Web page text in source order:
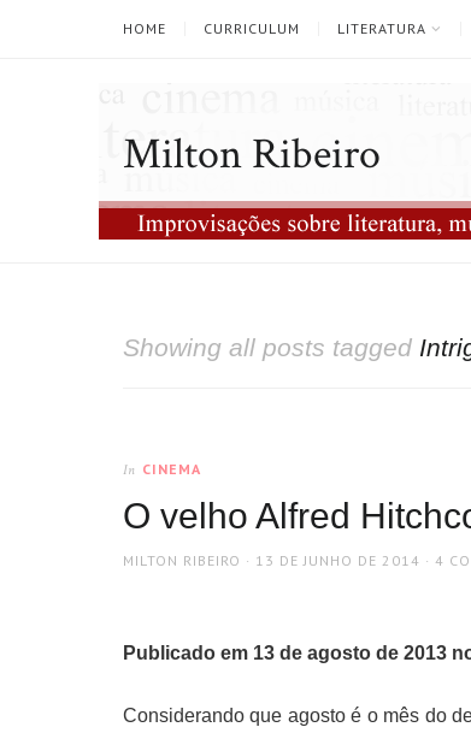
HOME CURRICULUM LITERATURA
Milton Ribeiro
Showing all posts tagged
In CINEMA
O velho Alfred
AUTHOR
MILTON RIBEIRO
POSTED
13 DE JUNHO DE 2014 4
Publicado em 13 de agosto de 2013
Considerando que agosto é o mês do